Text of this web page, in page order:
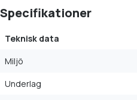
Specifikationer
Teknisk data
Miljö
Underlag